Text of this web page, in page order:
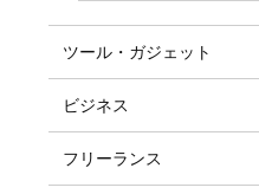
ツール・ガジェット
ビジネス
フリーランス